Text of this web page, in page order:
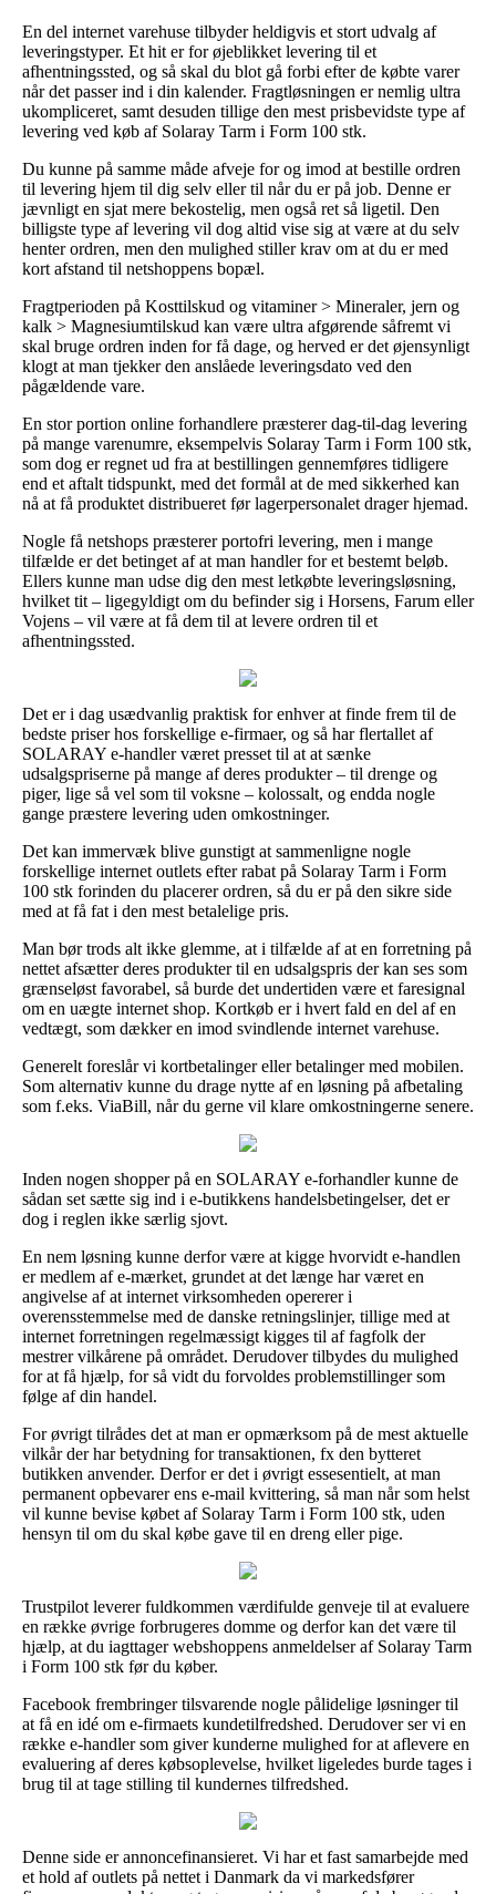
En del internet varehuse tilbyder heldigvis et stort udvalg af
leveringstyper. Et hit er for øjeblikket levering til et
afhentningssted, og så skal du blot gå forbi efter de købte varer
når det passer ind i din kalender. Fragtløsningen er nemlig ultra
ukompliceret, samt desuden tillige den mest prisbevidste type af
levering ved køb af Solaray Tarm i Form 100 stk.
Du kunne på samme måde afveje for og imod at bestille ordren
til levering hjem til dig selv eller til når du er på job. Denne er
jævnligt en sjat mere bekostelig, men også ret så ligetil. Den
billigste type af levering vil dog altid vise sig at være at du selv
henter ordren, men den mulighed stiller krav om at du er med
kort afstand til netshoppens bopæl.
Fragtperioden på Kosttilskud og vitaminer > Mineraler, jern og
kalk > Magnesiumtilskud kan være ultra afgørende såfremt vi
skal bruge ordren inden for få dage, og herved er det øjensynligt
klogt at man tjekker den anslåede leveringsdato ved den
pågældende vare.
En stor portion online forhandlere præsterer dag-til-dag levering
på mange varenumre, eksempelvis Solaray Tarm i Form 100 stk,
som dog er regnet ud fra at bestillingen gennemføres tidligere
end et aftalt tidspunkt, med det formål at de med sikkerhed kan
nå at få produktet distribueret før lagerpersonalet drager hjemad.
Nogle få netshops præsterer portofri levering, men i mange
tilfælde er det betinget af at man handler for et bestemt beløb.
Ellers kunne man udse dig den mest letkøbte leveringsløsning,
hvilket tit – ligegyldigt om du befinder sig i Horsens, Farum eller
Vojens – vil være at få dem til at levere ordren til et
afhentningssted.
Det er i dag usædvanlig praktisk for enhver at finde frem til de
bedste priser hos forskellige e-firmaer, og så har flertallet af
SOLARAY e-handler været presset til at at sænke
udsalgspriserne på mange af deres produkter – til drenge og
piger, lige så vel som til voksne – kolossalt, og endda nogle
gange præstere levering uden omkostninger.
Det kan immervæk blive gunstigt at sammenligne nogle
forskellige internet outlets efter rabat på Solaray Tarm i Form
100 stk forinden du placerer ordren, så du er på den sikre side
med at få fat i den mest betalelige pris.
Man bør trods alt ikke glemme, at i tilfælde af at en forretning på
nettet afsætter deres produkter til en udsalgspris der kan ses som
grænseløst favorabel, så burde det undertiden være et faresignal
om en uægte internet shop. Kortkøb er i hvert fald en del af en
vedtægt, som dækker en imod svindlende internet varehuse.
Generelt foreslår vi kortbetalinger eller betalinger med mobilen.
Som alternativ kunne du drage nytte af en løsning på afbetaling
som f.eks. ViaBill, når du gerne vil klare omkostningerne senere.
Inden nogen shopper på en SOLARAY e-forhandler kunne de
sådan set sætte sig ind i e-butikkens handelsbetingelser, det er
dog i reglen ikke særlig sjovt.
En nem løsning kunne derfor være at kigge hvorvidt e-handlen
er medlem af e-mærket, grundet at det længe har været en
angivelse af at internet virksomheden opererer i
overensstemmelse med de danske retningslinjer, tillige med at
internet forretningen regelmæssigt kigges til af fagfolk der
mestrer vilkårene på området. Derudover tilbydes du mulighed
for at få hjælp, for så vidt du forvoldes problemstillinger som
følge af din handel.
For øvrigt tilrådes det at man er opmærksom på de mest aktuelle
vilkår der har betydning for transaktionen, fx den bytteret
butikken anvender. Derfor er det i øvrigt essesentielt, at man
permanent opbevarer ens e-mail kvittering, så man når som helst
vil kunne bevise købet af Solaray Tarm i Form 100 stk, uden
hensyn til om du skal købe gave til en dreng eller pige.
Trustpilot leverer fuldkommen værdifulde genveje til at evaluere
en række øvrige forbrugeres domme og derfor kan det være til
hjælp, at du iagttager webshoppens anmeldelser af Solaray Tarm
i Form 100 stk før du køber.
Facebook frembringer tilsvarende nogle pålidelige løsninger til
at få en idé om e-firmaets kundetilfredshed. Derudover ser vi en
række e-handler som giver kunderne mulighed for at aflevere en
evaluering af deres købsoplevelse, hvilket ligeledes burde tages i
brug til at tage stilling til kundernes tilfredshed.
Denne side er annoncefinansieret. Vi har et fast samarbejde med
et hold af outlets på nettet i Danmark da vi markedsfører